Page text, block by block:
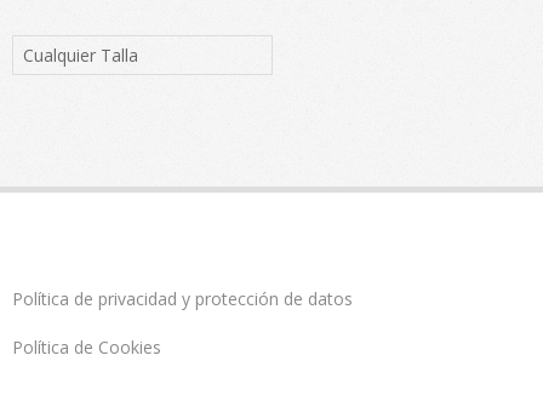
Política de privacidad y protección de datos
Política de Cookies